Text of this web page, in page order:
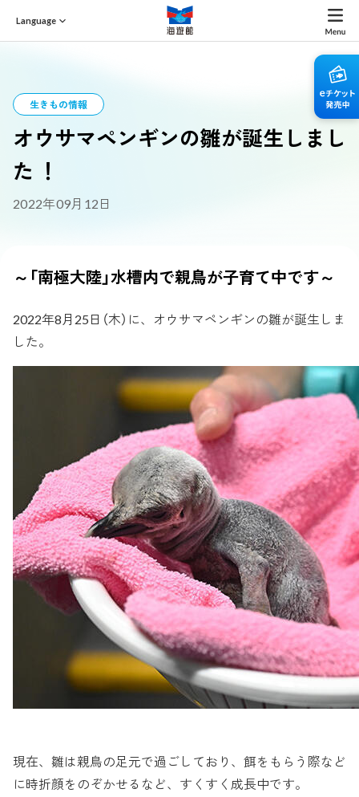
Language
生きもの情報
オウサマペンギンの雛が誕生しまし
た ！
2022年09月12日
～「南極大陸」水槽内で親鳥が子育て中です～
2022年8月25日（木）に、オウサマペンギンの雛が誕生しま
した。
現在、雛は親鳥の足元で過ごしており、餌をもらう際など
に時折顔をのぞかせるなど、すくすく成長中です。